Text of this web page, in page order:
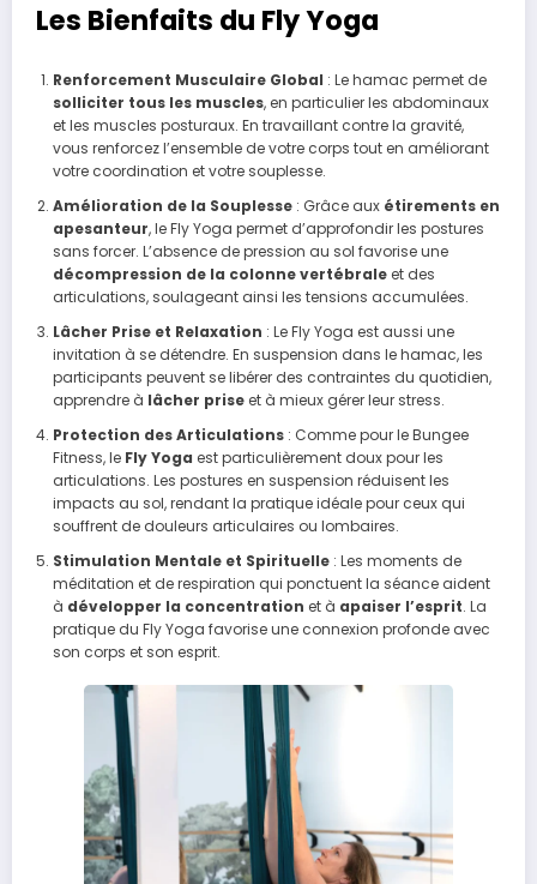
Les Bienfaits du Fly Yoga
Renforcement Musculaire Global : Le hamac permet de
solliciter tous les muscles, en particulier les abdominaux
et les muscles posturaux. En travaillant contre la gravité,
vous renforcez l’ensemble de votre corps tout en améliorant
votre coordination et votre souplesse.
Amélioration de la Souplesse: Grâce aux étirements en
apesanteur, le Fly Yoga permet d’approfondir les postures
sans forcer. L’absence de pression au sol favorise une
décompression de la colonne vertébraleet des
articulations, soulageant ainsi les tensions accumulées.
Lâcher Prise et Relaxation : Le Fly Yoga est aussi une
invitation à se détendre. En suspension dans le hamac, les
participants peuvent se libérer des contraintes du quotidien,
apprendre à lâcher priseet à mieux gérer leur stress.
Protection des Articulations: Comme pour le Bungee
Fitness, le Fly Yoga est particulièrement doux pour les
articulations. Les postures en suspension réduisent les
impacts au sol, rendant la pratique idéale pour ceux qui
souffrent de douleurs articulaires ou lombaires.
Stimulation Mentale et Spirituelle: Les moments de
méditation et de respiration qui ponctuent la séance aident
à développer la concentration et à apaiser l’esprit. La
pratique du Fly Yoga favorise une connexion profonde avec
son corps et son esprit.